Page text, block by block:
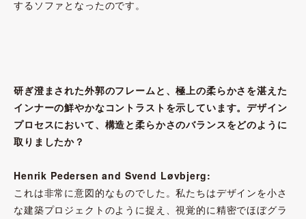
するソファとなったのです。
研ぎ澄まされた外郭のフレームと、極上の柔らかさを湛えた
インナーの鮮やかなコントラストを示しています。デザイン
プロセスにおいて、構造と柔らかさのバランスをどのように
取りましたか？
Henrik Pedersen and Svend Løvbjerg:
これは非常に意図的なものでした。私たちはデザインを小さ
な建築プロジェクトのように捉え、視覚的に精密でほぼグラ